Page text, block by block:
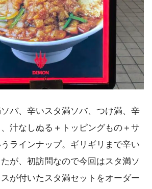
バ、辛いスタ満ソバ、つけ満、辛
汁なしぬる＋トッピングもの＋サ
ラインナップ。ギリギリまで辛い
が、初訪問なので今回はスタ満ソ
が付いたスタ満セットをオーダー